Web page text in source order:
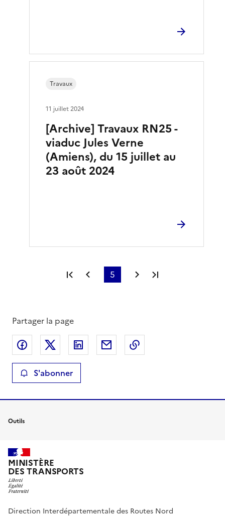
[Archive] Travaux RN25 -
viaduc Jules Verne
(Amiens), du 15 juillet au
23 août 2024
Travaux
11 juillet 2024
Première page
Page précédente
5 Page suivante
Partager la page
Partager sur Facebook
Partager sur XPartager sur LinkedIn
Partager par email
S'abonner
Outils
MINISTÈRE
DES TRANSPORTS
Direction Interdépartementale des Routes Nord